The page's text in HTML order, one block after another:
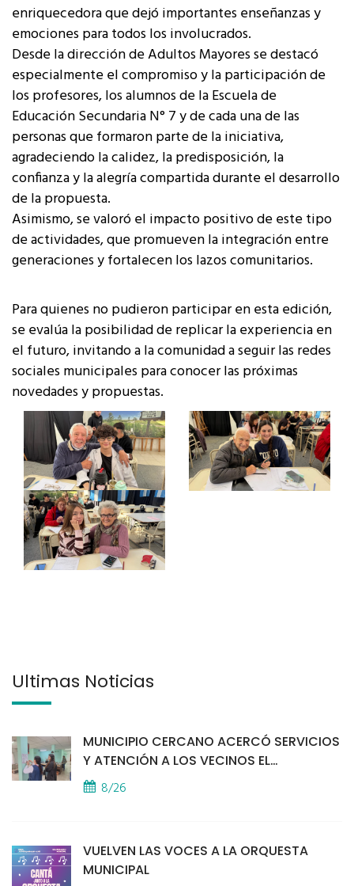
enriquecedora que dejó importantes enseñanzas y
emociones para todos los involucrados.
Desde la dirección de Adultos Mayores se destacó
especialmente el compromiso y la participación de
los profesores, los alumnos de la Escuela de
Educación Secundaria N° 7 y de cada una de las
personas que formaron parte de la iniciativa,
agradeciendo la calidez, la predisposición, la
confianza y la alegría compartida durante el desarrollo
de la propuesta.
Asimismo, se valoró el impacto positivo de este tipo
de actividades, que promueven la integración entre
generaciones y fortalecen los lazos comunitarios.
Para quienes no pudieron participar en esta edición,
se evalúa la posibilidad de replicar la experiencia en
el futuro, invitando a la comunidad a seguir las redes
sociales municipales para conocer las próximas
novedades y propuestas.
Últimas Noticias
MUNICIPIO CERCANO ACERCÓ SERVICIOS
Y ATENCIÓN A LOS VECINOS EL
PROVINCIAL
8/26
VUELVEN LAS VOCES A LA ORQUESTA
MUNICIPAL